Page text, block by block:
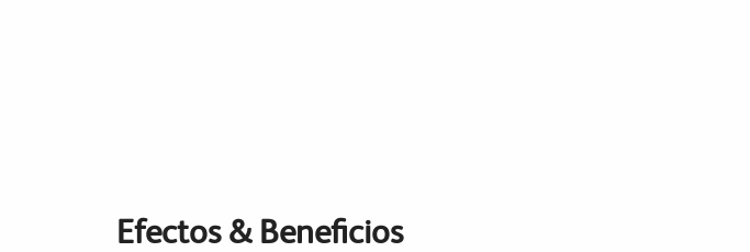
Efectos & Beneficios